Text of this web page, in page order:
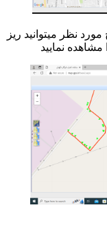
نظر میتوانید ریز
نمایید